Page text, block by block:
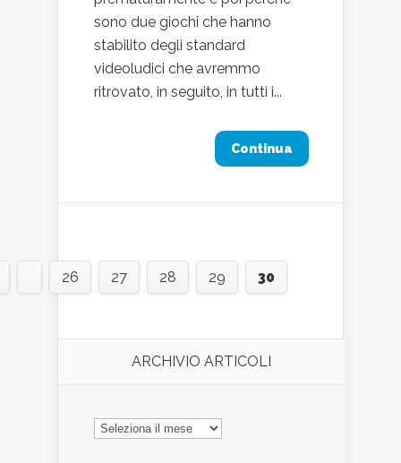
sono due giochi che hanno
stabilito degli standard
videoludici che avremmo
ritrovato, in seguito, in tutti i...
Continua
26 27 28 29 30
ARCHIVIO ARTICOLI
ARCHIVIO
ARTICOLI